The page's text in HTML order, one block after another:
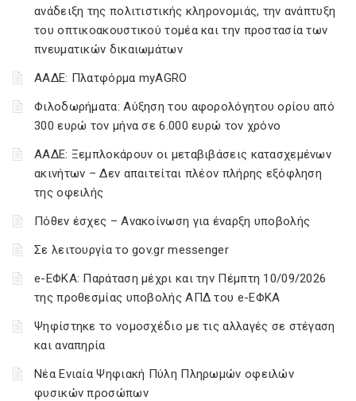
ανάδειξη της πολιτιστικής κληρονομιάς, την ανάπτυξη
του οπτικοακουστικού τομέα και την προστασία των
πνευματικών δικαιωμάτων
ΑΑΔΕ: Πλατφόρμα myAGRO
Φιλοδωρήματα: Αύξηση του αφορολόγητου ορίου από
300 ευρώ τον μήνα σε 6.000 ευρώ τον χρόνο
ΑΑΔΕ: Ξεμπλοκάρουν οι μεταβιβάσεις κατασχεμένων
ακινήτων – Δεν απαιτείται πλέον πλήρης εξόφληση
της οφειλής
Πόθεν έσχες – Ανακοίνωση για έναρξη υποβολής
Σε λειτουργία το gov.gr messenger
e-ΕΦΚΑ: Παράταση μέχρι και την Πέμπτη 10/09/2026
της προθεσμίας υποβολής ΑΠΔ του e-ΕΦΚΑ
Ψηφίστηκε το νομοσχέδιο με τις αλλαγές σε στέγαση
και αναπηρία
Νέα Ενιαία Ψηφιακή Πύλη Πληρωμών οφειλών
φυσικών προσώπων